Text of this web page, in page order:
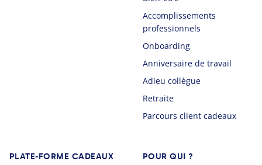
Accomplissements
professionnels
Onboarding
Anniversaire de travail
Adieu collègue
Retraite
Parcours client cadeaux
PLATE-FORME CADEAUX POUR QUI ?